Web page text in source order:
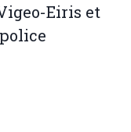
Eiris et